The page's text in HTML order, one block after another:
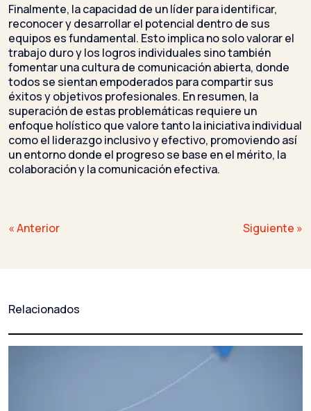
Finalmente, la capacidad de un líder para identificar,
reconocer y desarrollar el potencial dentro de sus
equipos es fundamental. Esto implica no solo valorar el
trabajo duro y los logros individuales sino también
fomentar una cultura de comunicación abierta, donde
todos se sientan empoderados para compartir sus
éxitos y objetivos profesionales. En resumen, la
superación de estas problemáticas requiere un
enfoque holístico que valore tanto la iniciativa individual
como el liderazgo inclusivo y efectivo, promoviendo así
un entorno donde el progreso se base en el mérito, la
colaboración y la comunicación efectiva.
Navegación
« Anterior Siguiente »
Relacionados